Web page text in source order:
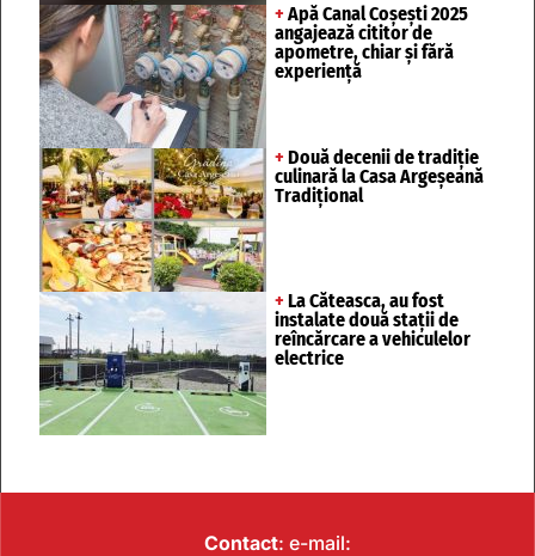
+ Apă Canal Coșești 2025
angajează cititor de
apometre, chiar și fără
experiență
+ Două decenii de tradiție
culinară la Casa Argeșeană
Tradițional
+ La Căteasca, au fost
instalate două stații de
reîncărcare a vehiculelor
electrice
Contact: e-mail: